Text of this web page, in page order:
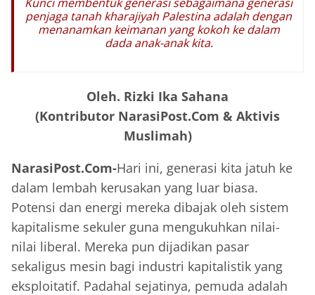
penjaga tanah kharajiyah Palestina adalah dengan
menanamkan keimanan yang kokoh ke dalam
dada anak-anak kita.
Oleh. Rizki Ika Sahana
(Kontributor NarasiPost.Com & Aktivis
Muslimah)
NarasiPost.Com-Hari ini, generasi kita jatuh ke
dalam lembah kerusakan yang luar biasa.
Potensi dan energi mereka dibajak oleh sistem
kapitalisme sekuler guna mengukuhkan nilai-
nilai liberal. Mereka pun dijadikan pasar
sekaligus mesin bagi industri kapitalistik yang
eksploitatif. Padahal sejatinya, pemuda adalah